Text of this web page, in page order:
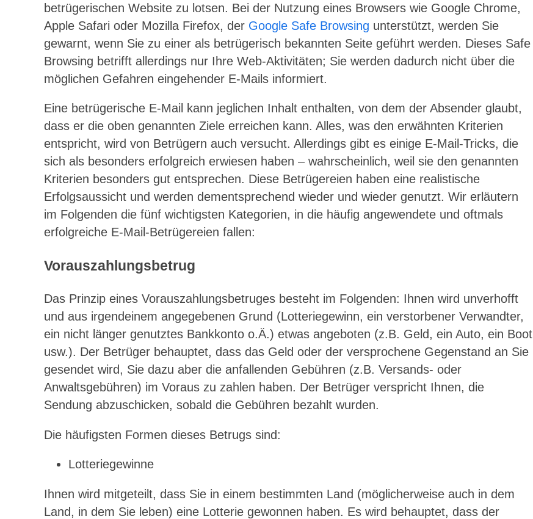
betrügerischen Website zu lotsen. Bei der Nutzung eines Browsers wie Google Chrome,
Apple Safari oder Mozilla Firefox, der Google Safe Browsing unterstützt, werden Sie
gewarnt, wenn Sie zu einer als betrügerisch bekannten Seite geführt werden. Dieses Safe
Browsing betrifft allerdings nur Ihre Web-Aktivitäten; Sie werden dadurch nicht über die
möglichen Gefahren eingehender E-Mails informiert.
Eine betrügerische E-Mail kann jeglichen Inhalt enthalten, von dem der Absender glaubt,
dass er die oben genannten Ziele erreichen kann. Alles, was den erwähnten Kriterien
entspricht, wird von Betrügern auch versucht. Allerdings gibt es einige E-Mail-Tricks, die
sich als besonders erfolgreich erwiesen haben – wahrscheinlich, weil sie den genannten
Kriterien besonders gut entsprechen. Diese Betrügereien haben eine realistische
Erfolgsaussicht und werden dementsprechend wieder und wieder genutzt. Wir erläutern
im Folgenden die fünf wichtigsten Kategorien, in die häufig angewendete und oftmals
erfolgreiche E-Mail-Betrügereien fallen:
Vorauszahlungsbetrug
Das Prinzip eines Vorauszahlungsbetruges besteht im Folgenden: Ihnen wird unverhofft
und aus irgendeinem angegebenen Grund (Lotteriegewinn, ein verstorbener Verwandter,
ein nicht länger genutztes Bankkonto o.Ä.) etwas angeboten (z.B. Geld, ein Auto, ein Boot
usw.). Der Betrüger behauptet, dass das Geld oder der versprochene Gegenstand an Sie
gesendet wird, Sie dazu aber die anfallenden Gebühren (z.B. Versands- oder
Anwaltsgebühren) im Voraus zu zahlen haben. Der Betrüger verspricht Ihnen, die
Sendung abzuschicken, sobald die Gebühren bezahlt wurden.
Die häufigsten Formen dieses Betrugs sind:
Lotteriegewinne
Ihnen wird mitgeteilt, dass Sie in einem bestimmten Land (möglicherweise auch in dem
Land, in dem Sie leben) eine Lotterie gewonnen haben. Es wird behauptet, dass der